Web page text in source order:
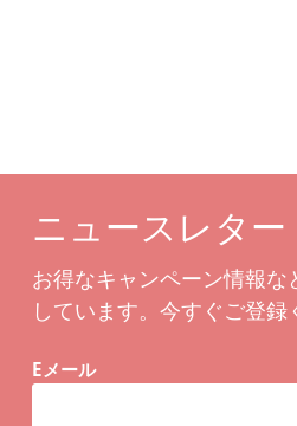
ニュースレター
お得なキャンペーン情報
しています。今すぐご登録
Eメール